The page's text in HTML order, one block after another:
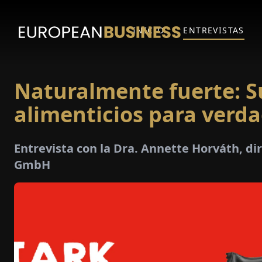
INICIO ENTREVISTAS
Naturalmente fuerte:
alimenticios para
Entrevista con la Dra. Annette Horváth,
GmbH